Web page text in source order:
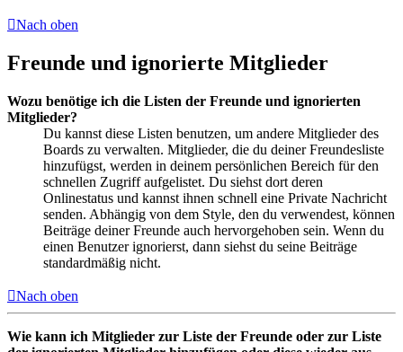
Nach oben
Freunde und ignorierte Mitglieder
Wozu benötige ich die Listen der Freunde und ignorierten
Mitglieder?
Du kannst diese Listen benutzen, um andere Mitglieder des
Boards zu verwalten. Mitglieder, die du deiner Freundesliste
hinzufügst, werden in deinem persönlichen Bereich für den
schnellen Zugriff aufgelistet. Du siehst dort deren
Onlinestatus und kannst ihnen schnell eine Private Nachricht
senden. Abhängig von dem Style, den du verwendest, können
Beiträge deiner Freunde auch hervorgehoben sein. Wenn du
einen Benutzer ignorierst, dann siehst du seine Beiträge
standardmäßig nicht.
Nach oben
Wie kann ich Mitglieder zur Liste der Freunde oder zur Liste